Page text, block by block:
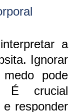
a
Ignorar
pode
É crucial
responder